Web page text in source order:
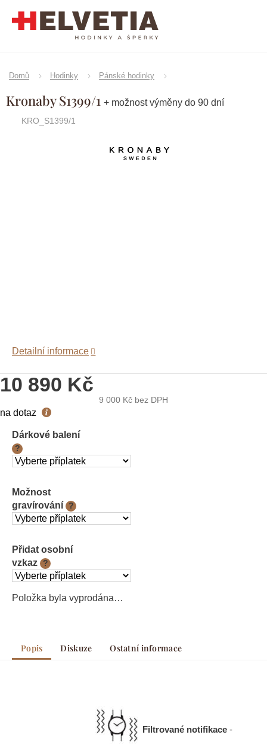
Domů Hodinky Pánské hodinky
Kronaby S1399/1 + možnost výměny do 90 dní
KRO_S1399/1
Značka:Kronaby
10 890 Kč
9 000 Kč bez DPH
Měrná
na dotaz
Dárkové balení
?
Možnost
gravírování
?
Přidat osobní
vzkaz
?
Položka byla vyprodána…
Detailní informace
Popis Diskuze Ostatní informace
Filtrované notifikace -